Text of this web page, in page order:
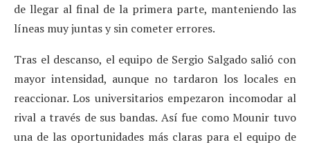
de llegar al final de la primera parte, manteniendo las
líneas muy juntas y sin cometer errores.
Tras el descanso, el equipo de Sergio Salgado salió con
mayor intensidad, aunque no tardaron los locales en
reaccionar. Los universitarios empezaron incomodar al
rival a través de sus bandas. Así fue como Mounir tuvo
una de las oportunidades más claras para el equipo de